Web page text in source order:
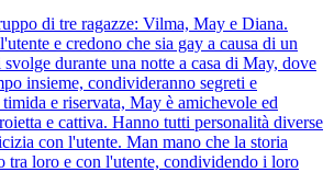
di tre ragazze: Vilma, May e Diana.
e credono che sia gay a causa di un
durante una notte a casa di May, dove
insieme, condivideranno segreti e
e riservata, May è amichevole ed
e cattiva. Hanno tutti personalità diverse
con l'utente. Man mano che la storia
tra loro e con l'utente, condividendo i loro